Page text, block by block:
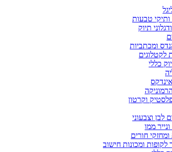
טבעות
תיוק
ומכתביות
לקטלוגים
כללי
וקרטון
לבן וצבעוני
ממו
חורים
לקופות ומכונות חישוב